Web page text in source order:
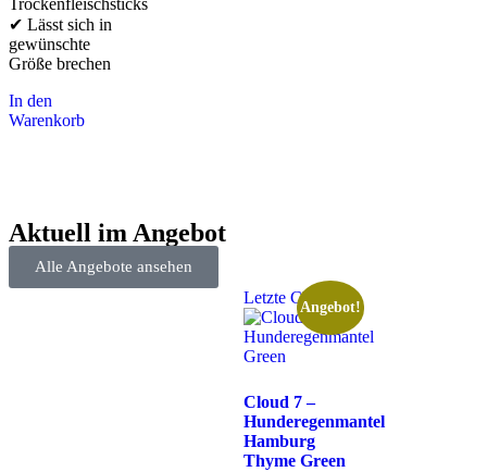
Trockenfleischsticks
✔ Lässt sich in
gewünschte
Größe brechen
In den
Warenkorb
Aktuell im Angebot
Alle Angebote ansehen
Letzte Chance
Angebot!
Cloud 7 –
Hunderegenmantel
Hamburg
Thyme Green